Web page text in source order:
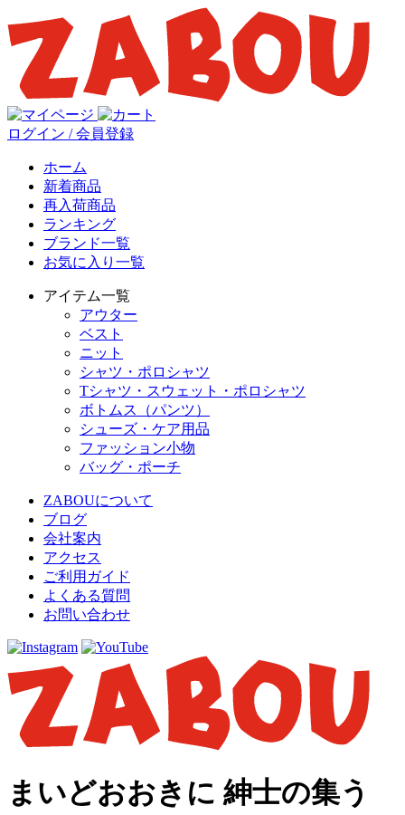
ログイン / 会員登録
ホーム
新着商品
再入荷商品
ランキング
ブランド一覧
お気に入り一覧
アイテム一覧
アウター
ベスト
ニット
シャツ・ポロシャツ
Tシャツ・スウェット・ポロシャツ
ボトムス（パンツ）
シューズ・ケア用品
ファッション小物
バッグ・ポーチ
ZABOUについて
ブログ
会社案内
アクセス
ご利用ガイド
よくある質問
お問い合わせ
まいどおおきに 紳士の集う